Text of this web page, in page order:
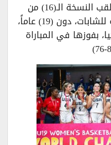
توّجت الولايات المتحدة بلقب النسخة الـ(16) من
بطولة العالم لكرة السلة للشابات، دون (19) عاماً،
بفوزها في المباراة